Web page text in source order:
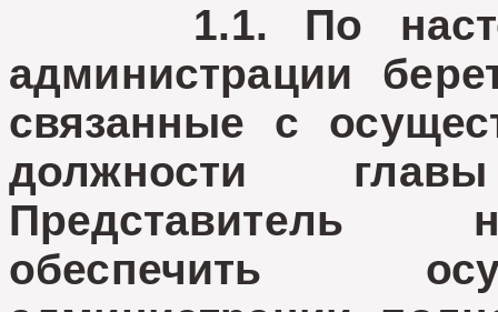
1.1. По
администрации
связанные с
должности
Представитель
обеспечить